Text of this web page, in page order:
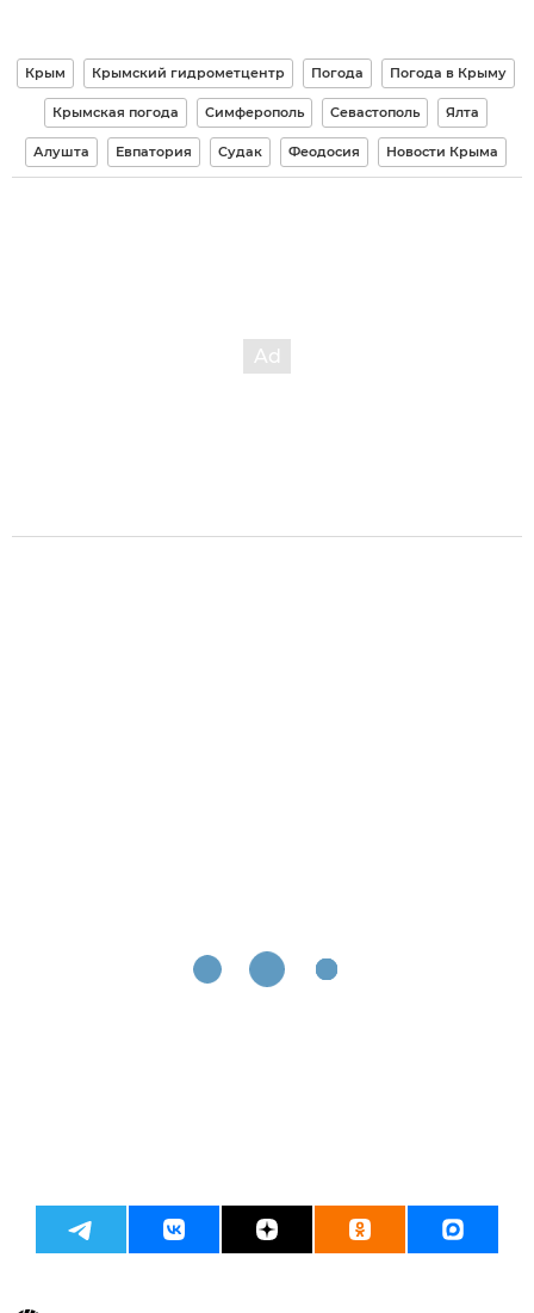
Крым Крымский гидрометцентр Погода Погода в Крыму
Крымская погода Симферополь Севастополь Ялта
Алушта Евпатория Судак Феодосия Новости Крыма